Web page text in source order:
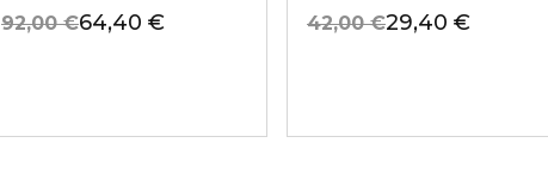
64,40 €
92,00 € 29,40 €
42,00 €